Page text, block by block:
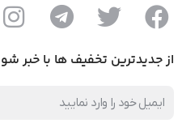
از جدیدترین تخفیف ها با خبر